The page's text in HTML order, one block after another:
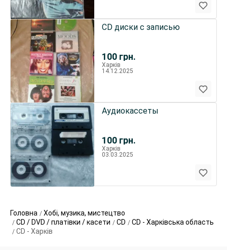
100 грн.
CD диски с записью
Харків
14.12.2025
100 грн.
Аудиокассеты
Харків
03.03.2025
Головна
Хобі, музика, мистецтво
CD / DVD / платівки / касети
СD
СD - Харківська область
СD - Харків